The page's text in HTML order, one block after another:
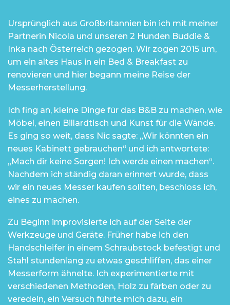
Ursprünglich aus Großbritannien bin ich mit meiner
Partnerin Nicola und unseren 2 Hunden Buddie &
Inka nach Österreich gezogen. Wir zogen 2015 um,
um ein altes Haus in ein Bed & Breakfast zu
renovieren und hier begann meine Reise der
Messerherstellung.
Ich fing an, kleine Dinge für das B&B zu machen, wie
Möbel, einen Billardtisch und Kunst für die Wände.
Es ging so weit, dass Nic sagte: „Wir könnten ein
neues Kabinett gebrauchen“ und ich antwortete:
„Mach dir keine Sorgen! Ich werde einen machen“.
Nachdem ich ständig daran erinnert wurde, dass
wir ein neues Messer kaufen sollten, beschloss ich,
eines zu machen.
Zu Beginn improvisierte ich auf der Seite der
Werkzeuge und Geräte. Früher habe ich den
Handschleifer in einem Schraubstock befestigt und
Stahl stundenlang zu etwas geschliffen, das einer
Messerform ähnelte. Ich experimentierte mit
verschiedenen Methoden, Holz zu färben oder zu
veredeln, ein Versuch führte mich dazu, ein